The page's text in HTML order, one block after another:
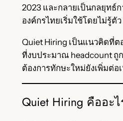
2023 และกลายเป็นกลยุทธ์
องค์กรไทยเริ่มใช้โดยไม่รู้ตัว
Quiet Hiring เป็นแนวคิดที่
ที่งบประมาณ headcount ถู
ต้องการทักษะใหม่ยังเพิ่มต่อ
Quiet Hiring คืออะไ